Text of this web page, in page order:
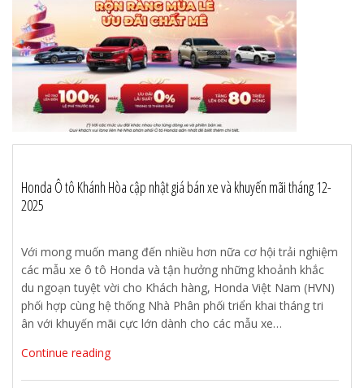
Honda Ô tô Khánh Hòa cập nhật giá bán xe và khuyến mãi tháng 12-
2025
Với mong muốn mang đến nhiều hơn nữa cơ hội trải nghiệm
các mẫu xe ô tô Honda và tận hưởng những khoảnh khắc
du ngoạn tuyệt vời cho Khách hàng, Honda Việt Nam (HVN)
phối hợp cùng hệ thống Nhà Phân phối triển khai tháng tri
ân với khuyến mãi cực lớn dành cho các mẫu xe…
Continue reading